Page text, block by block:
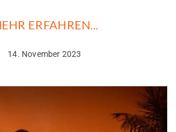
ERFAHREN...
14. November 2023